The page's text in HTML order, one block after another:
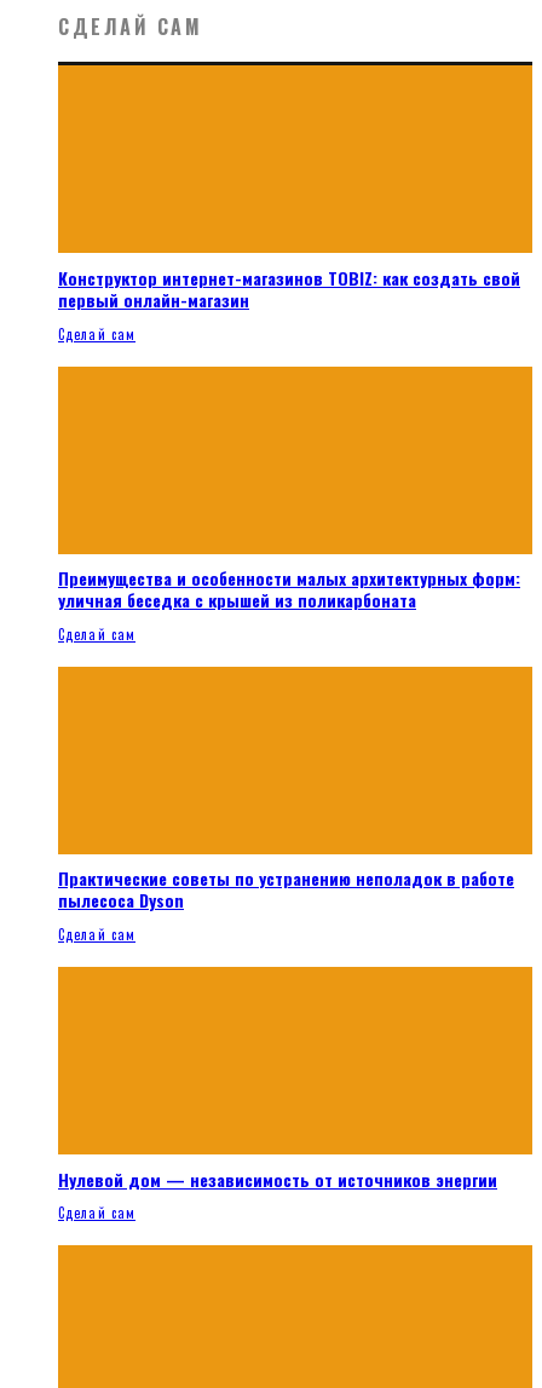
СДЕЛАЙ САМ
Конструктор интернет-магазинов TOBIZ: как создать свой
первый онлайн-магазин
Сделай сам
Преимущества и особенности малых архитектурных форм:
уличная беседка с крышей из поликарбоната
Сделай сам
Практические советы по устранению неполадок в работе
пылесоса Dyson
Сделай сам
Нулевой дом — независимость от источников энергии
Сделай сам